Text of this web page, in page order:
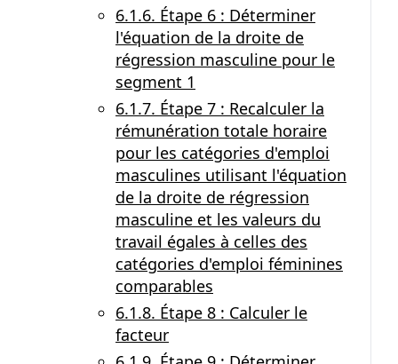
6.1.6. Étape 6 : Déterminer
l'équation de la droite de
régression masculine pour le
segment 1
6.1.7. Étape 7 : Recalculer la
rémunération totale horaire
pour les catégories d'emploi
masculines utilisant l'équation
de la droite de régression
masculine et les valeurs du
travail égales à celles des
catégories d'emploi féminines
comparables
6.1.8. Étape 8 : Calculer le
facteur